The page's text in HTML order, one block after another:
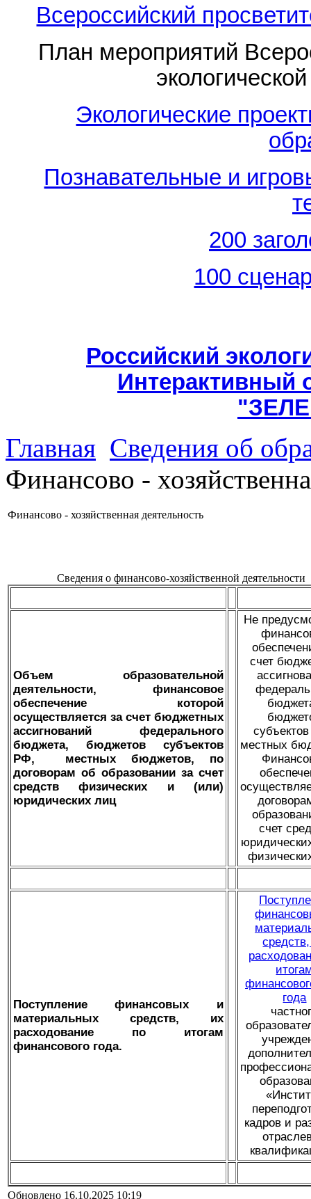
Всероссийский
План мероприятий
Экологические
Познавательные и
200
100
Российский
Интерактивный
Главная Сведения об
Финансово -
Финансово - хозяйственная деятельность
Сведения о финансово-хозяйственной деятельности
Объем образовательной
деятельности, финансовое
обеспечение которой
осуществляется за счет бюджетных
ассигнований федерального
бюджета, бюджетов субъектов
РФ, местных бюджетов, по
договорам об образовании за счет
средств физических и (или)
юридических лиц
Не
счет
местных
счет
Поступление финансовых и
материальных средств, их
расходование по итогам
финансового года.
года
кадров и
Обновлено 16.10.2025 10:19